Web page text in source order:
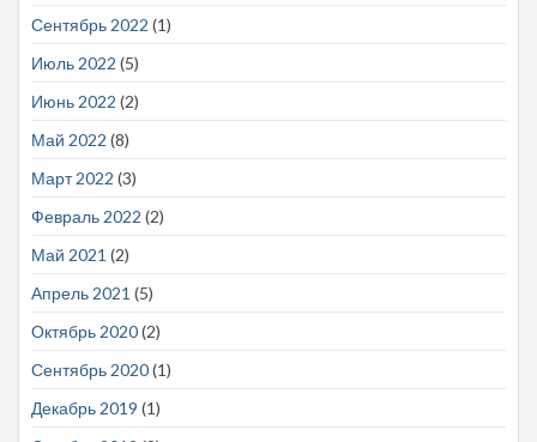
Сентябрь 2022 (1)
Июль 2022 (5)
Июнь 2022 (2)
Май 2022 (8)
Март 2022 (3)
Февраль 2022 (2)
Май 2021 (2)
Апрель 2021 (5)
Октябрь 2020(2)
Сентябрь 2020(1)
Декабрь 2019 (1)